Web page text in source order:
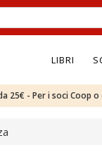
LIBRI
25€ - Per i soci